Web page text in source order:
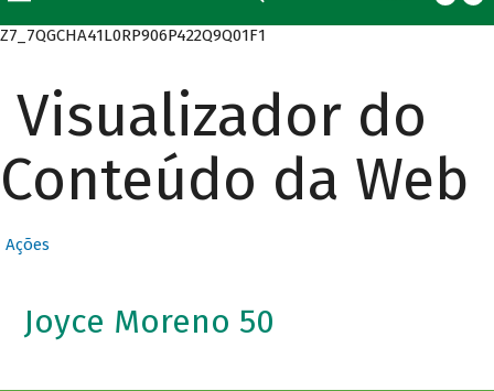
Z7_7QGCHA41L0RP906P422Q9Q01F1
Visualizador do
Conteúdo da Web
Ações
Joyce Moreno 50